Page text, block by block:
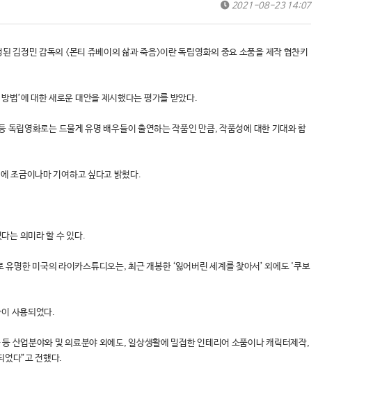
2021-08-23 14:07
김정민 감독의 <몬티 쥬베이의 삶과 죽음>이란 독립영화의 중요 소품을 제작 협찬키
법’에 대한 새로운 대안을 제시했다는 평가를 받았다.
독립영화로는 드물게 유명 배우들이 출연하는 작품인 만큼, 작품성에 대한 기대와 함
조금이나마 기여하고 싶다고 밝혔다.
는 의미라 할 수 있다.
명한 미국의 라이카스튜디오는, 최근 개봉한 ‘잃어버린 세계를 찾아서’ 외에도 '쿠보
사용되었다.
산업분야와 및 의료분야 외에도, 일상생활에 밀접한 인테리어 소품이나 캐릭터제작,
었다”고 전했다.